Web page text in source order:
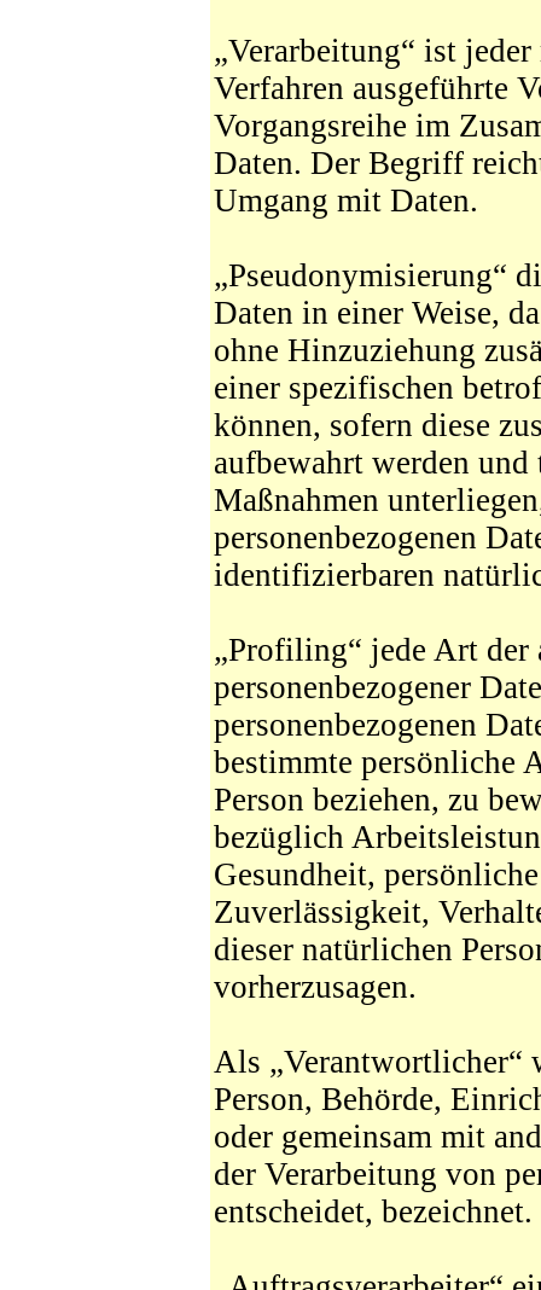
„Verarbeitung“ ist
Verfahren ausgeführte
Vorgangsreihe im
Daten. Der Begriff
Umgang mit Daten.
„Pseudonymisierung“
Daten in einer Weise,
ohne Hinzuziehung
einer spezifischen
können, sofern diese
aufbewahrt werden
Maßnahmen
personenbezogenen
identifizierbaren
„Profiling“ jede Art der
personenbezogener
personenbezogenen
bestimmte persönliche
Person beziehen, zu
bezüglich
Gesundheit,
Zuverlässigkeit,
dieser natürlichen
vorherzusagen.
Als „Verantwortlicher“
Person, Behörde,
oder gemeinsam mit
der Verarbeitung von
entscheidet, bezeichnet.